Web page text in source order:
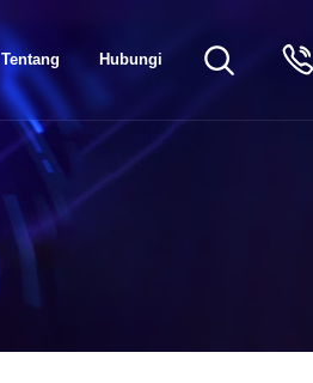
Tentang
Kami
Hubungi
Kami